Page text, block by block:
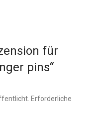
für
pins“
Erforderliche